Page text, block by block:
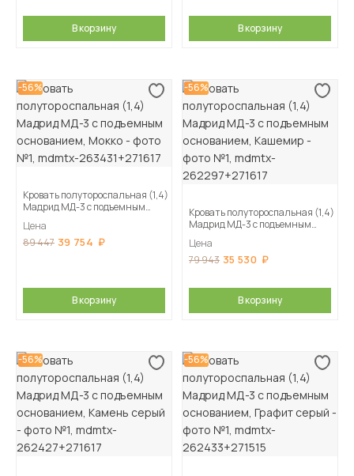
В корзину В корзину
-56%
Кровать полутороспальная (1,4)
Мадрид МД-3 с подъемным
Цена
89 447 39 754
В корзину
-56%
Кровать полутороспальная (1,4)
Мадрид МД-3 с подъемным
Цена
79 943 35 530
В корзину
-56% -56%